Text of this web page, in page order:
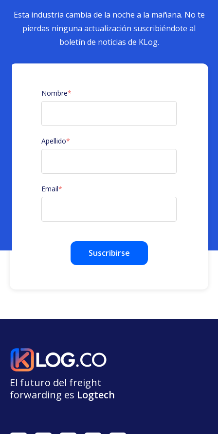
Esta industria cambia de la noche a la mañana. No te
pierdas ninguna actualización suscribiéndote al
boletín de noticias de KLog.
Nombre*
Apellido*
Email*
El futuro del freight
forwarding es Logtech